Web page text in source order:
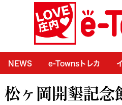
NEWS e-Townsトレカ
松ヶ岡開墾記念